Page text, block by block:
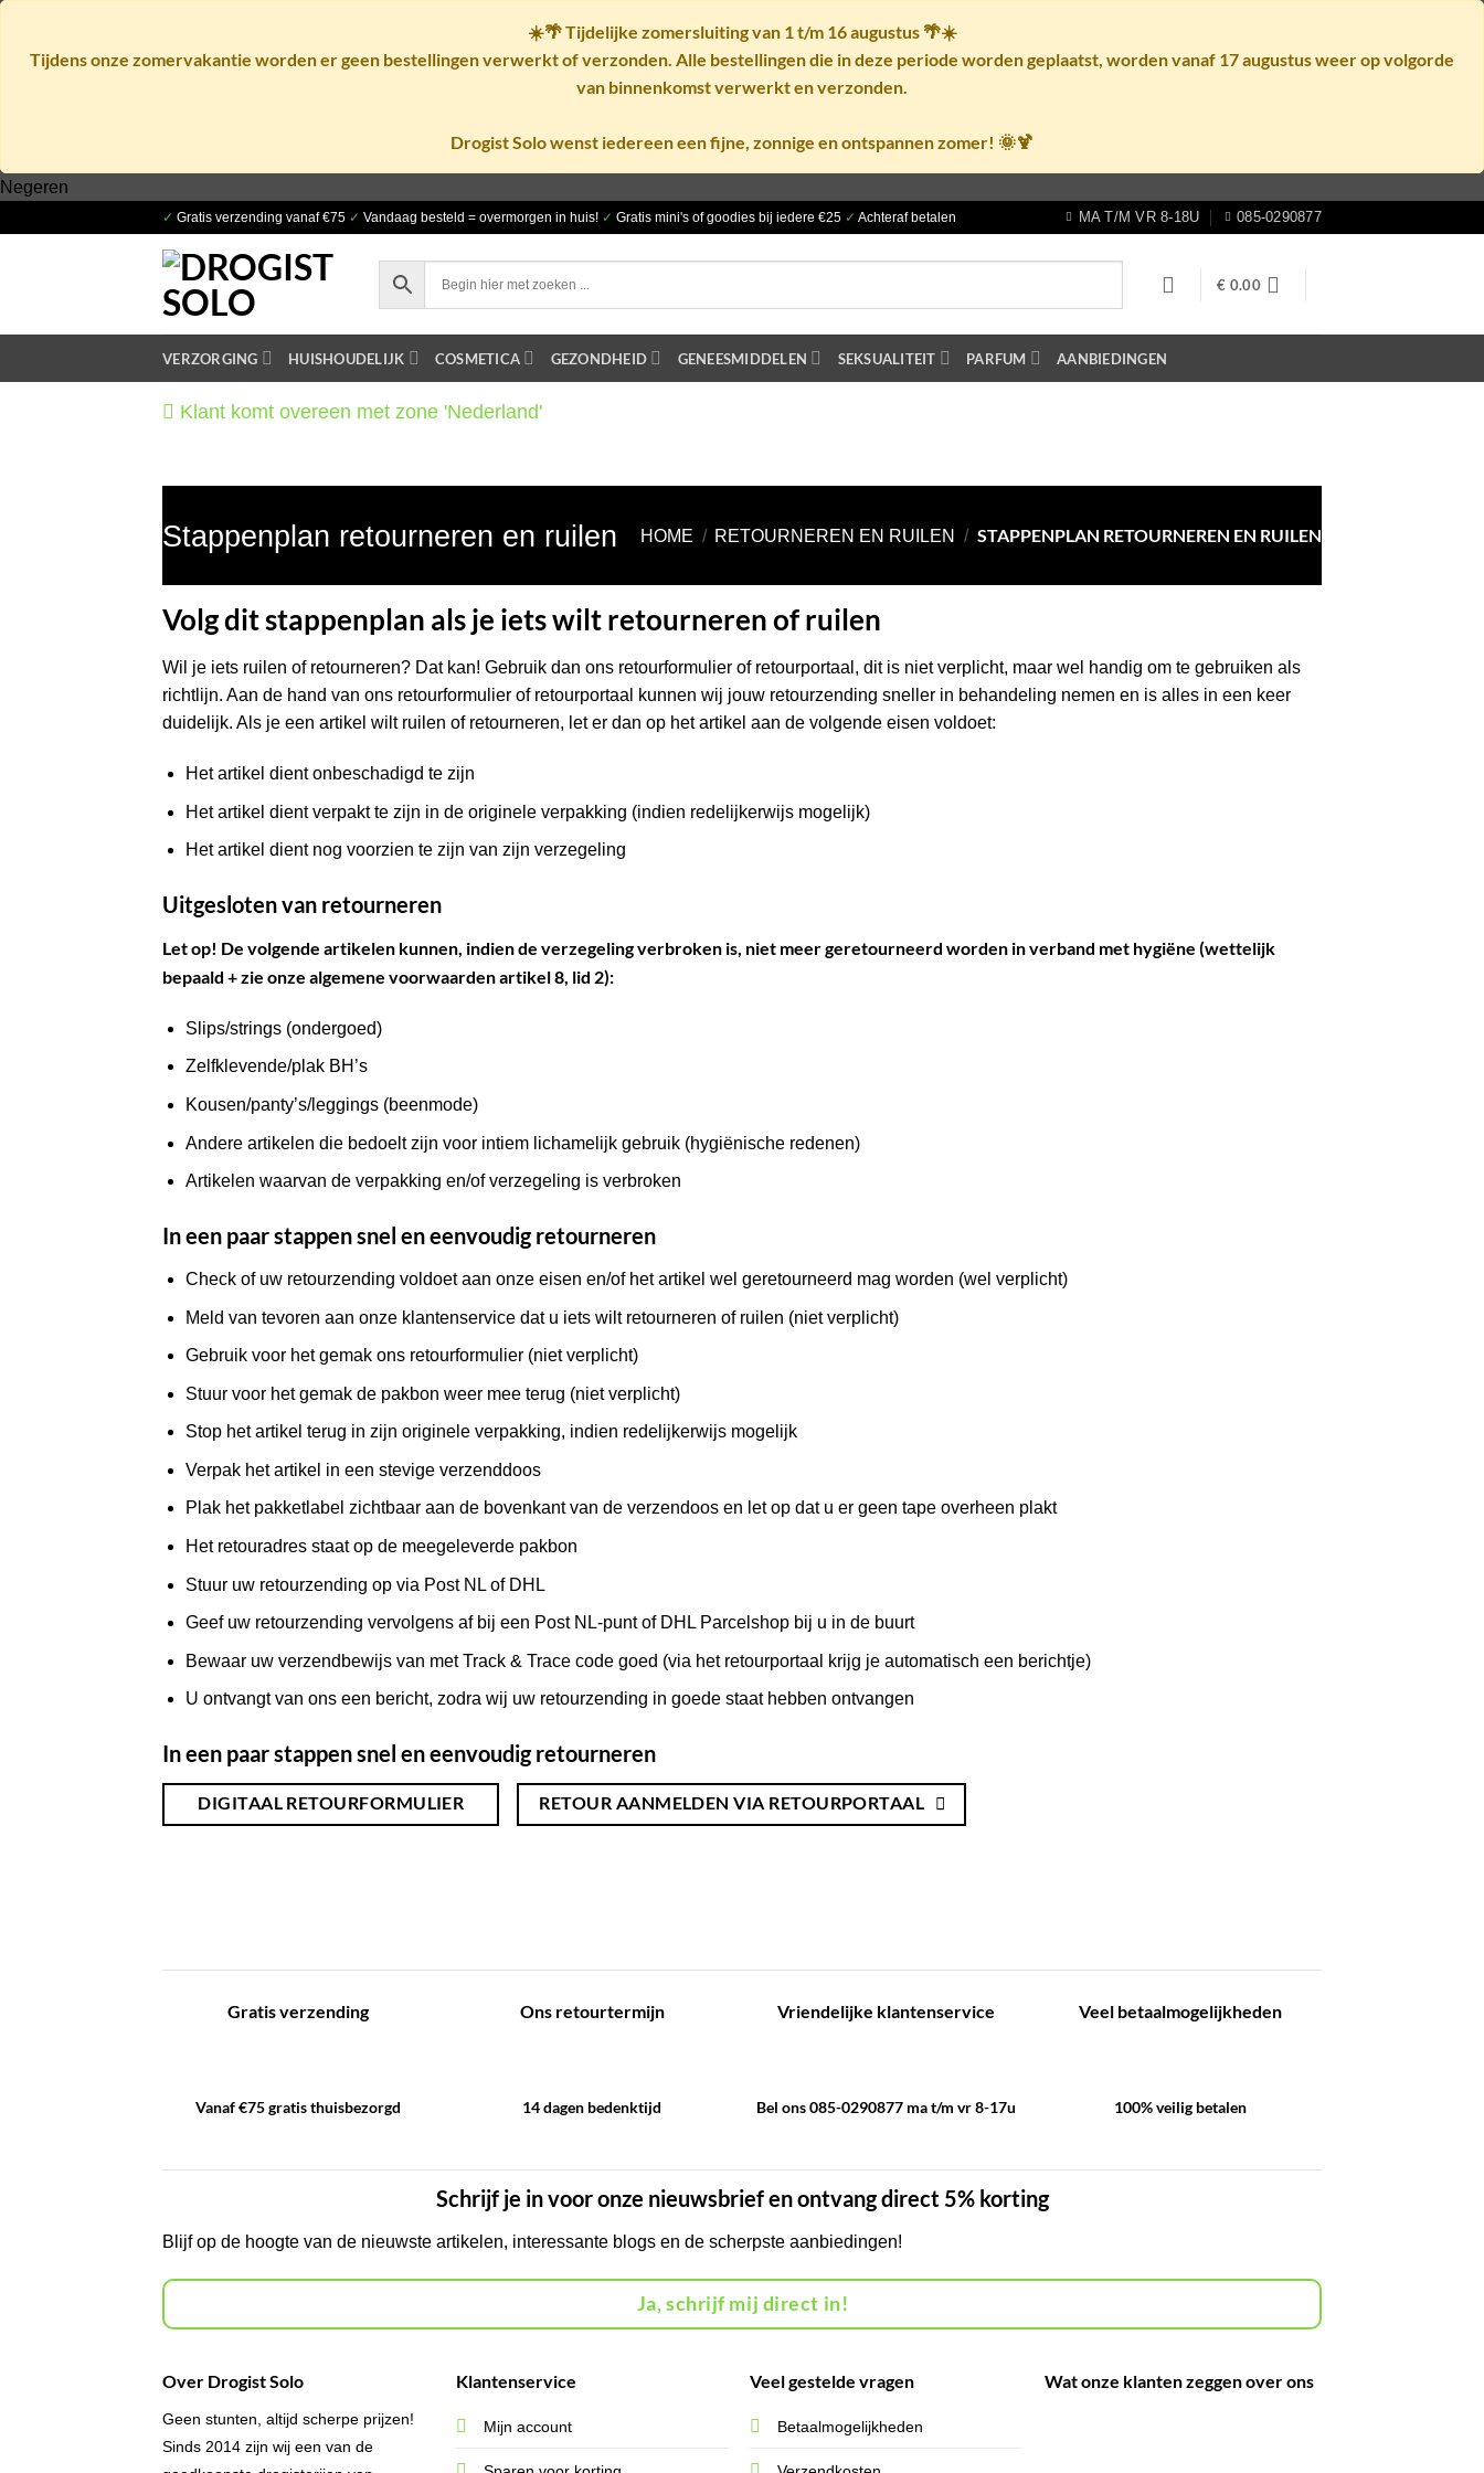
☀️🌴Tijdelijke zomersluiting van 1 t/m 16 augustus🌴☀️
Tijdens onze zomervakantie worden er geen bestellingen verwerkt of verzonden. Alle bestellingen die in deze periode worden geplaatst, worden vanaf 17 augustusweer op volgorde
van binnenkomst verwerkt en verzonden.
Drogist Solo wenst iedereen een fijne, zonnige en ontspannen zomer! 🌞🍹
Negeren
✓ Gratis verzending vanaf €75 ✓ Vandaag besteld = overmorgen in huis! ✓ Gratis mini's of goodies bij iedere €25 ✓ Achteraf betalen MA T/M VR 8-18U 085-0290877
€ 0.00
VERZORGING HUISHOUDELIJK COSMETICA GEZONDHEID GENEESMIDDELEN SEKSUALITEIT PARFUM AANBIEDINGEN
Klant komt overeen met zone 'Nederland'
Stappenplan retourneren en ruilen HOME / RETOURNEREN EN RUILEN / STAPPENPLAN RETOURNEREN EN RUILEN
Volg dit stappenplan als je iets wilt retourneren of ruilen
Wil je iets ruilen of retourneren? Dat kan! Gebruik dan ons retourformulier of retourportaal, dit is niet verplicht, maar wel handig om te gebruiken als
richtlijn. Aan de hand van ons retourformulier of retourportaal kunnen wij jouw retourzending sneller in behandeling nemen en is alles in een keer
duidelijk. Als je een artikel wilt ruilen of retourneren, let er dan op het artikel aan de volgende eisen voldoet:
Het artikel dient onbeschadigd te zijn
Het artikel dient verpakt te zijn in de originele verpakking (indien redelijkerwijs mogelijk)
Het artikel dient nog voorzien te zijn van zijn verzegeling
Uitgesloten van retourneren
Let op! De volgende artikelen kunnen, indien de verzegeling verbroken is, niet meer geretourneerd worden in verband met hygiëne (wettelijk
bepaald + zie onze algemene voorwaarden artikel 8, lid 2):
Slips/strings (ondergoed)
Zelfklevende/plak BH’s
Kousen/panty’s/leggings (beenmode)
Andere artikelen die bedoelt zijn voor intiem lichamelijk gebruik (hygiënische redenen)
Artikelen waarvan de verpakking en/of verzegeling is verbroken
In een paar stappen snel en eenvoudig retourneren
Check of uw retourzending voldoet aan onze eisen en/of het artikel wel geretourneerd mag worden (wel verplicht)
Meld van tevoren aan onze klantenservice dat u iets wilt retourneren of ruilen (niet verplicht)
Gebruik voor het gemak ons retourformulier (niet verplicht)
Stuur voor het gemak de pakbon weer mee terug (niet verplicht)
Stop het artikel terug in zijn originele verpakking, indien redelijkerwijs mogelijk
Verpak het artikel in een stevige verzenddoos
Plak het pakketlabel zichtbaar aan de bovenkant van de verzendoos en let op dat u er geen tape overheen plakt
Het retouradres staat op de meegeleverde pakbon
Stuur uw retourzending op via Post NL of DHL
Geef uw retourzending vervolgens af bij een Post NL-punt of DHL Parcelshop bij u in de buurt
Bewaar uw verzendbewijs van met Track & Trace code goed (via het retourportaal krijg je automatisch een berichtje)
U ontvangt van ons een bericht, zodra wij uw retourzending in goede staat hebben ontvangen
In een paar stappen snel en eenvoudig retourneren
DIGITAAL RETOURFORMULIER RETOUR AANMELDEN VIA RETOURPORTAAL
Gratis verzending
Vanaf €75 gratis thuisbezorgd
Ons retourtermijn
14 dagen bedenktijd
Vriendelijke klantenservice
Bel ons 085-0290877 ma t/m vr 8-17u
Veel betaalmogelijkheden
100% veilig betalen
Schrijf je in voor onze nieuwsbrief en ontvang direct 5% korting
Blijf op de hoogte van de nieuwste artikelen, interessante blogs en de scherpste aanbiedingen!
Ja, schrijf mij direct in!
Over Drogist Solo
Geen stunten, altijd scherpe prijzen!
Sinds 2014 zijn wij een van de
Klantenservice
Mijn account
Veel gestelde vragen
Betaalmogelijkheden
Wat onze klanten zeggen over ons